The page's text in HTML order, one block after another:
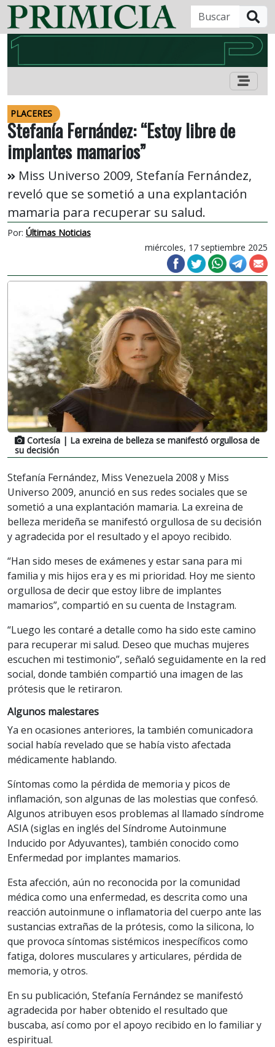
PLACERES
Stefanía Fernández: “Estoy libre de
implantes mamarios”
Miss Universo 2009, Stefanía Fernández,
reveló que se sometió a una explantación
mamaria para recuperar su salud.
Por: Últimas Noticias
miércoles, 17 septiembre 2025
Cortesía | La exreina de belleza se manifestó orgullosa de
su decisión
Stefanía Fernández, Miss Venezuela 2008 y Miss
Universo 2009, anunció en sus redes sociales que se
sometió a una explantación mamaria. La exreina de
belleza merideña se manifestó orgullosa de su decisión
y agradecida por el resultado y el apoyo recibido.
“Han sido meses de exámenes y estar sana para mi
familia y mis hijos era y es mi prioridad. Hoy me siento
orgullosa de decir que estoy libre de implantes
mamarios”, compartió en su cuenta de Instagram.
“Luego les contaré a detalle como ha sido este camino
para recuperar mi salud. Deseo que muchas mujeres
escuchen mi testimonio”, señaló seguidamente en la red
social, donde también compartió una imagen de las
prótesis que le retiraron.
Algunos malestares
Ya en ocasiones anteriores, la también comunicadora
social había revelado que se había visto afectada
médicamente hablando.
Síntomas como la pérdida de memoria y picos de
inflamación, son algunas de las molestias que confesó.
Algunos atribuyen esos problemas al llamado síndrome
ASIA (siglas en inglés del Síndrome Autoinmune
Inducido por Adyuvantes), también conocido como
Enfermedad por implantes mamarios.
Esta afección, aún no reconocida por la comunidad
médica como una enfermedad, es descrita como una
reacción autoinmune o inflamatoria del cuerpo ante las
sustancias extrañas de la prótesis, como la silicona, lo
que provoca síntomas sistémicos inespecíficos como
fatiga, dolores musculares y articulares, pérdida de
memoria, y otros.
En su publicación, Stefanía Fernández se manifestó
agradecida por haber obtenido el resultado que
buscaba, así como por el apoyo recibido en lo familiar y
espiritual.